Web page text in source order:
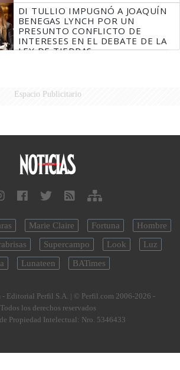
DI TULLIO IMPUGNÓ A JOAQUÍN
BENEGAS LYNCH POR UN
PRESUNTO CONFLICTO DE
INTERESES EN EL DEBATE DE LA
LEY DE TIERRAS
Espacio Publicitario
Marie Claire Fortuna
Hombre
Supercampo Look
Luz
Lunateen BATimes
Editorial Perfil S.A. | © Perfil.com 2006-2026 -
Todos los derechos reservados
Propiedad Intelectual: Nro. 5346433